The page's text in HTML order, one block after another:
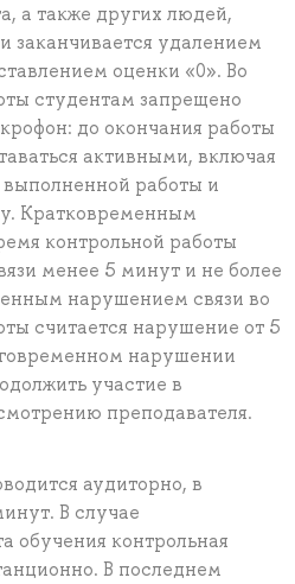
а также других людей,
заканчивается удалением
оценки «0». Во
студентам запрещено
до окончания работы
активными, включая
работы и
Кратковременным
контрольной работы
менее 5 минут и не более
нарушением связи во
считается нарушение от 5
нарушении
участие в
преподавателя.
аудиторно, в
В случае
обучения контрольная
В последнем